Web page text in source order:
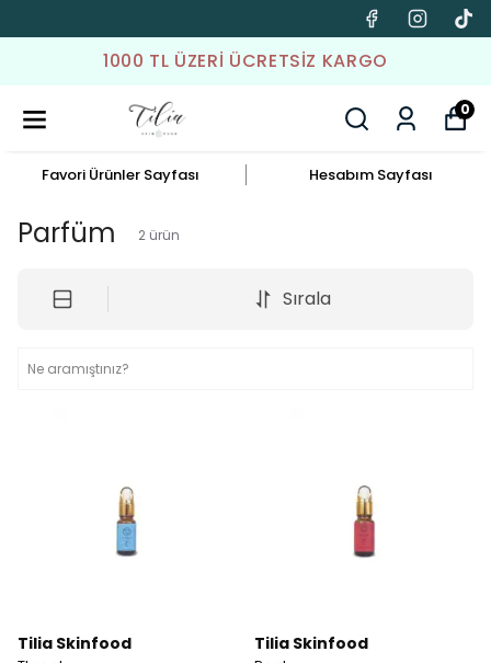
1000 TL ÜZERI ÜCRETSIZ KARGO
0
Favori Ürünler Sayfası Hesabım Sayfası
Parfüm 2 ürün
Sırala
Tilia Skinfood Tilia Skinfood